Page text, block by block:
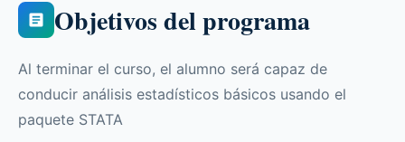
Objetivos del programa
Al terminar el curso, el alumno será capaz de
conducir análisis estadísticos básicos usando el
paquete STATA